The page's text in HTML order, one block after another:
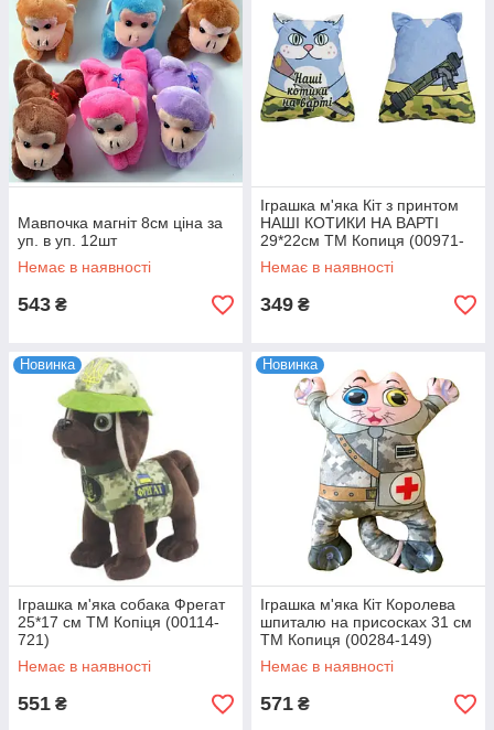
Мавпочка магніт 8см ціна за
уп. в уп. 12шт
Немає в наявності
543 ₴
Іграшка м'яка Кіт з принтом
НАШІ КОТИКИ НА ВАРТІ
29*22см ТМ Копиця (00971-
1)
Немає в наявності
349 ₴
Новинка
Іграшка м'яка собака Фрегат
25*17 см ТМ Копіця (00114-
721)
Немає в наявності
551 ₴
Новинка
Іграшка м'яка Кіт Королева
шпиталю на присосках 31 см
ТМ Копиця (00284-149)
Немає в наявності
571 ₴